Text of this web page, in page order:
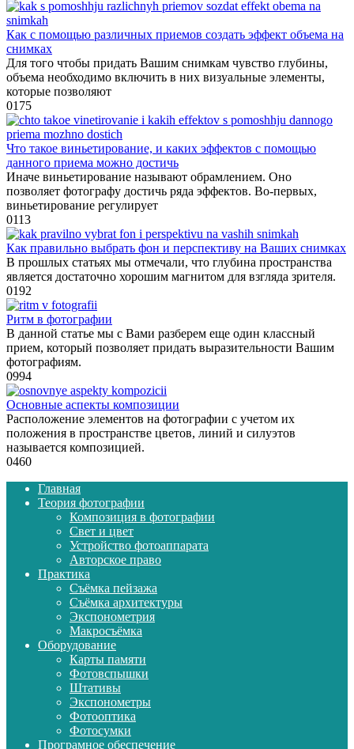
Как с помощью различных приемов создать эффект объема на
снимках
Для того чтобы придать Вашим снимкам чувство глубины,
объема необходимо включить в них визуальные элементы,
которые позволяют
0175
Что такое виньетирование, и каких эффектов с помощью
данного приема можно достичь
Иначе виньетирование называют обрамлением. Оно
позволяет фотографу достичь ряда эффектов. Во-первых,
виньетирование регулирует
0113
Как правильно выбрать фон и перспективу на Ваших снимках
В прошлых статьях мы отмечали, что глубина пространства
является достаточно хорошим магнитом для взгляда зрителя.
0192
Ритм в фотографии
В данной статье мы с Вами разберем еще один классный
прием, который позволяет придать выразительности Вашим
фотографиям.
0994
Основные аспекты композиции
Расположение элементов на фотографии с учетом их
положения в пространстве цветов, линий и силуэтов
называется композицией.
0460
Главная
Теория фотографии
Композиция в фотографии
Свет и цвет
Устройство фотоаппарата
Авторское право
Практика
Съёмка пейзажа
Съёмка архитектуры
Экспонометрия
Макросъёмка
Оборудование
Карты памяти
Фотовспышки
Штативы
Экспонометры
Фотооптика
Фотосумки
Програмное обеспечение